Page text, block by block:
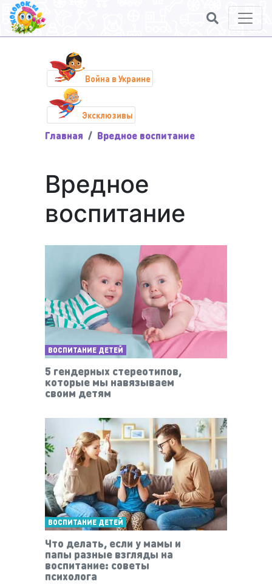
Война в Украине
Эксклюзивы
Главная Вредное воспитание
Вредное
воспитание
ВОСПИТАНИЕ ДЕТЕЙ
5 гендерных стереотипов,
которые мы навязываем
своим детям
ВОСПИТАНИЕ ДЕТЕЙ
Что делать, если у мамы и
папы разные взгляды на
воспитание: советы
психолога